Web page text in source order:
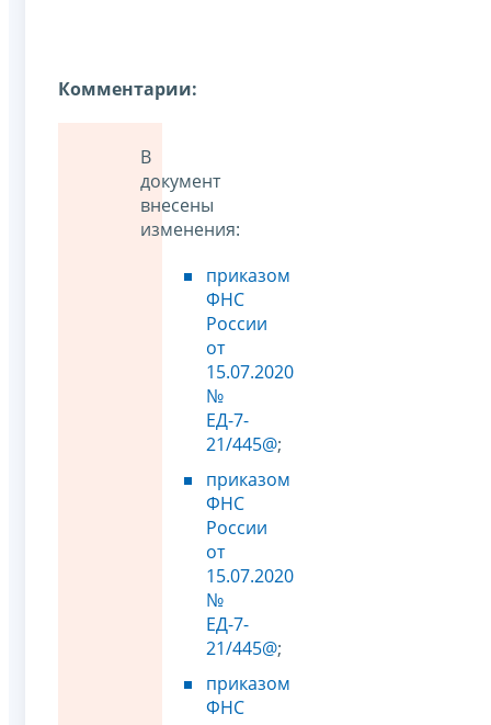
Комментарии:
В
документ
внесены
изменения:
приказом
ФНС
России
от
15.07.2020
№
ЕД-7-
21/445@;
приказом
ФНС
России
от
15.07.2020
№
ЕД-7-
21/445@;
приказом
ФНС